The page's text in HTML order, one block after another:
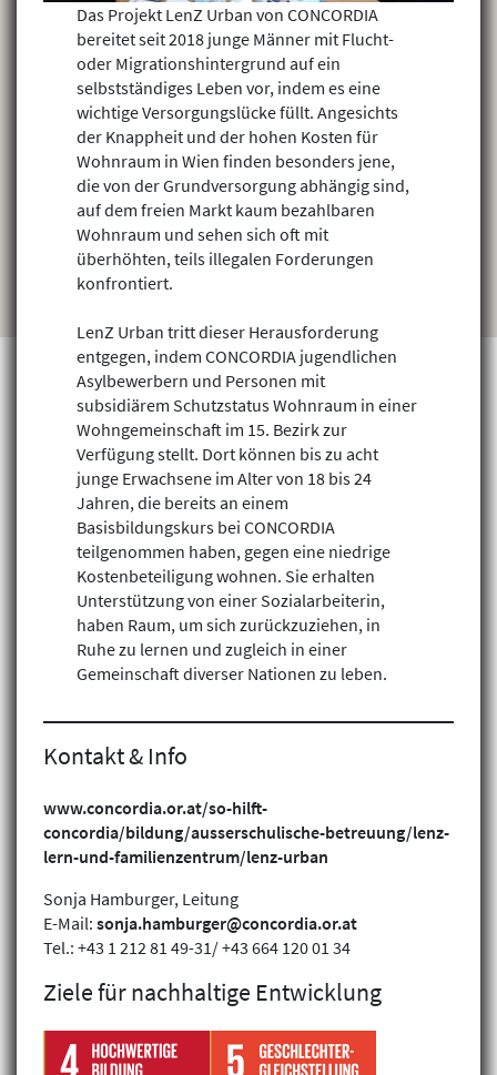
Projekte finden
Klimagerechtigkeit
Das Projekt LenZ Urban von CONCORDIA
bereitet seit 2018 junge Männer mit Flucht-
oder Migrationshintergrund auf ein
selbstständiges Leben vor, indem es eine
wichtige Versorgungslücke füllt. Angesichts
der Knappheit und der hohen Kosten für
Wohnraum in Wien finden besonders jene,
die von der Grundversorgung abhängig sind,
auf dem freien Markt kaum bezahlbaren
Wohnraum und sehen sich oft mit
überhöhten, teils illegalen Forderungen
konfrontiert.
LenZ Urban tritt dieser Herausforderung
entgegen, indem CONCORDIA jugendlichen
Asylbewerbern und Personen mit
subsidiärem Schutzstatus Wohnraum in einer
Wohngemeinschaft im 15. Bezirk zur
Verfügung stellt. Dort können bis zu acht
junge Erwachsene im Alter von 18 bis 24
Jahren, die bereits an einem
Basisbildungskurs bei CONCORDIA
teilgenommen haben, gegen eine niedrige
Kostenbeteiligung wohnen. Sie erhalten
Unterstützung von einer Sozialarbeiterin,
haben Raum, um sich zurückzuziehen, in
Ruhe zu lernen und zugleich in einer
Gemeinschaft diverser Nationen zu leben.
Kontakt & Info
www.concordia.or.at/so-hilft-
concordia/bildung/ausserschulische-betreuung/lenz-
lern-und-familienzentrum/lenz-urban
Sonja Hamburger, Leitung
E-Mail: sonja.hamburger@concordia.or.at
Tel.: +43 1 212 81 49-31/ +43 664 120 01 34
Ziele für nachhaltige Entwicklung